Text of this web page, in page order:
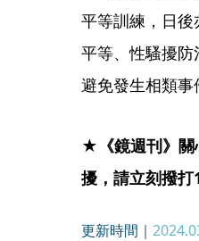
平等訓練，日
平等、性騷擾防
避免發生相類事
★《鏡週刊》關
擾，請立刻撥打
更新時間｜